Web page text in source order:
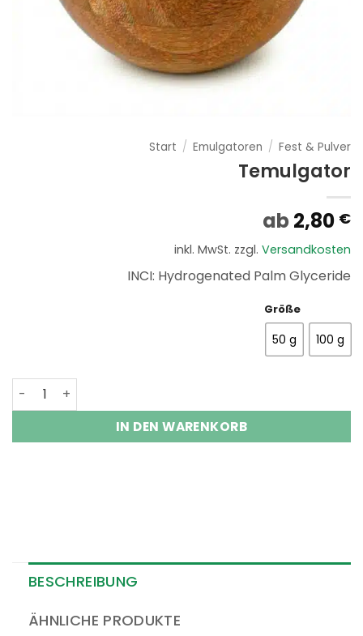
Start / Emulgatoren / Fest & Pulver
Temulgator
ab 2,80 €
inkl. MwSt. zzgl. Versandkosten
INCI: Hydrogenated Palm Glyceride
Größe
50 g 100 g
Temulgator Menge
IN DEN WARENKORB
BESCHREIBUNG
ÄHNLICHE PRODUKTE